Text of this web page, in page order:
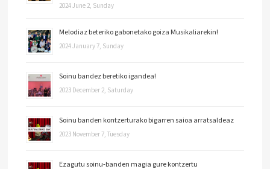
2024 June 2, Sunday
Melodiaz beteriko gabonetako goiza Musikaliarekin!
2024 January 7, Sunday
Soinu bandez beretiko igandea!
2023 December 2, Saturday
Soinu banden kontzerturako bigarren saioa arratsaldeaz
2023 November 7, Tuesday
Ezagutu soinu-banden magia gure kontzertu